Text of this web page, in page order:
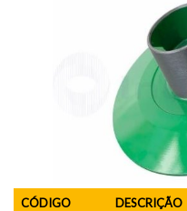
CÓDIGO DESCRIÇÃO